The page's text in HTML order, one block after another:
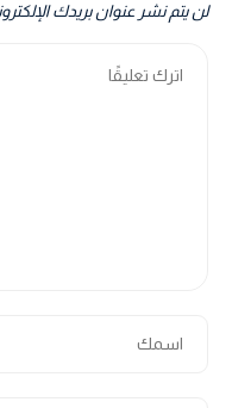
لن يتم نشر عنوان بريدك